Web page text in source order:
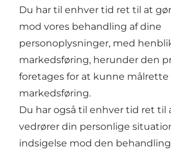
Du har til enhver tid ret til at
mod vores behandling af dine
personoplysninger, med
markedsføring, herunder den
foretages for at kunne målrette
markedsføring.
Du har også til enhver tid ret til
vedrører din personlige
indsigelse mod den